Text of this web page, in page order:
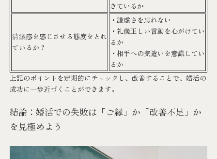
きているか
清潔感を感じさせる態度をとれ
ているか？
・謙虚さを忘れない
・礼儀正しい言動を心がけてい
るか
・相手への気遣いを意識してい
るか
上記のポイントを定期的にチェックし、改善することで、婚活の
成功に一歩近づくことができます。
結論：婚活での失敗は「ご縁」か「改善不足」か
を見極めよう